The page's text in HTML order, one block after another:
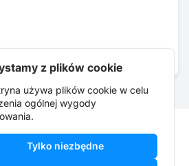
YouTube
z plików cookie
używa plików cookie w celu
ogólnej wygody
Tylko niezbędne